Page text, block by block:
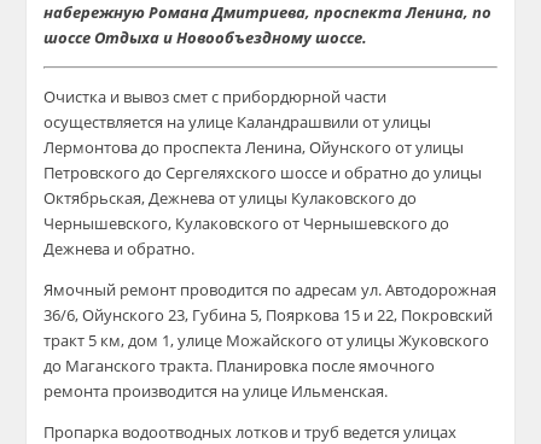
набережную Романа Дмитриева, проспекта Ленина, по
шоссеОтдыха иНовообъездномушоссе.
Очистка и вывоз смет с прибордюрной части
осуществляется на улице Каландрашвилиот улицы
Лермонтова до проспекта Ленина,Ойунского от улицы
Петровского доСергеляхского шоссе и обратно до улицы
Октябрьская, Дежнева от улицы Кулаковского до
Чернышевского, Кулаковского от Чернышевского до
Дежнева и обратно.
Ямочный ремонт проводится по адресам ул.Автодорожная
36/6,Ойунского 23, Губина 5, Пояркова 15 и 22, Покровский
тракт 5 км, дом 1, улице Можайского от улицы Жуковского
до Маганского тракта. Планировка после ямочного
ремонта производится на улице Ильменская.
Пропарка водоотводных лотков и труб ведетсяулицах